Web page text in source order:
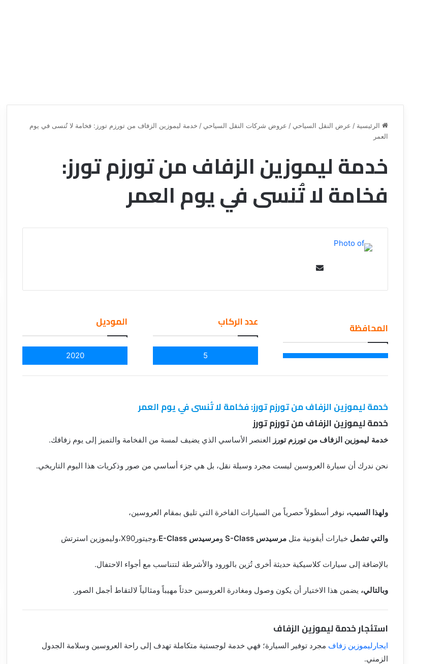
الرئيسية / عرض النقل السياحي / عروض شركات النقل السياحي / خدمة ليموزين الزفاف من تورزم تورز: فخامة لا تُنسى في يوم
العمر
خدمة ليموزين الزفاف من تورزم تورز:
فخامة لا تُنسى في يوم العمر
المحافظة عدد الركاب
5
الموديل
2020
خدمة ليموزين الزفاف من تورزم تورز: فخامة لا تُنسى في يوم العمر
خدمة ليموزين الزفاف من تورزم تورز
خدمة ليموزين الزفاف من تورزم تورز العنصر الأساسي الذي يضيف لمسة من الفخامة والتميز إلى يوم زفافك.
نحن ندرك أن سيارة العروسين ليست مجرد وسيلة نقل، بل هي جزء أساسي من صور وذكريات هذا اليوم التاريخي.
ولهذا السبب، نوفر أسطولاً حصرياً من السيارات الفاخرة التي تليق بمقام العروسين،
والتي تشمل خيارات أيقونية مثل مرسيدس S-Class ومرسيدس E-Class ،وجيتورX90،وليموزين استرتش
بالإضافة إلى سيارات كلاسيكية حديثة أخرى تُزين بالورود والأشرطة لتتناسب مع أجواء الاحتفال.
وبالتالي، يضمن هذا الاختيار أن يكون وصول ومغادرة العروسين حدثاً مهيباً ومثالياً لالتقاط أجمل الصور.
استئجار خدمة ليموزين الزفاف
ايجارليموزين زفاف مجرد توفير السيارة؛ فهي خدمة لوجستية متكاملة تهدف إلى راحة العروسين وسلامة الجدول
الزمني.
ن
ا
ة
ي
ر
ف
ن
د
ر
و
ش
ا